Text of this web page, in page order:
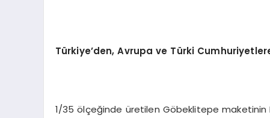
Türkiye’den, Avrupa ve Türki
1/35 ölçeğinde üretilen Göbeklitepe maketinin